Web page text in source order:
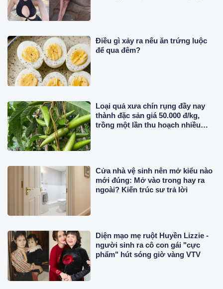
Điều gì xảy ra nếu ăn trứng luộc
để qua đêm?
Loại quả xưa chín rụng đầy nay
thành đặc sản giá 50.000 đ/kg,
trồng một lần thu hoạch nhiều
Cửa nhà vệ sinh nên mở kiểu nào
mới đúng: Mở vào trong hay ra
ngoài? Kiến trúc sư trả lời
Diện mạo mẹ ruột Huyền Lizzie -
người sinh ra cô con gái "cực
phẩm" hút sóng giờ vàng VTV